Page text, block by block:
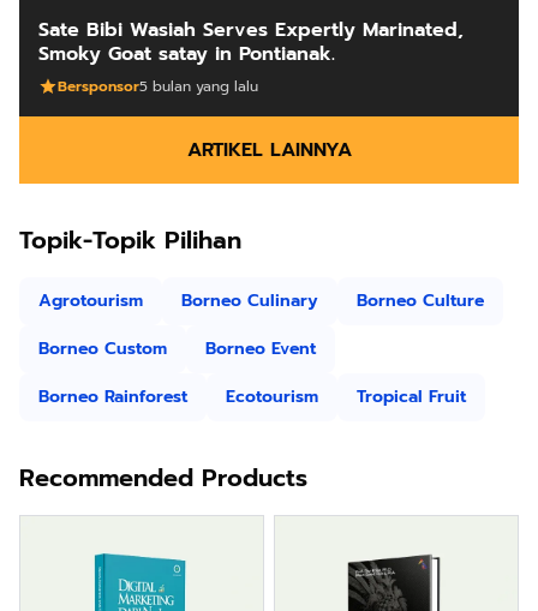
Sate Bibi Wasiah Serves Expertly Marinated,
Smoky Goat satay in Pontianak.
Bersponsor5 bulan yang lalu
ARTIKEL LAINNYA
Topik-Topik Pilihan
Agrotourism Borneo Culinary
Borneo Culture
Borneo Custom
Borneo Event
Borneo Rainforest
Ecotourism Tropical Fruit
Recommended Products